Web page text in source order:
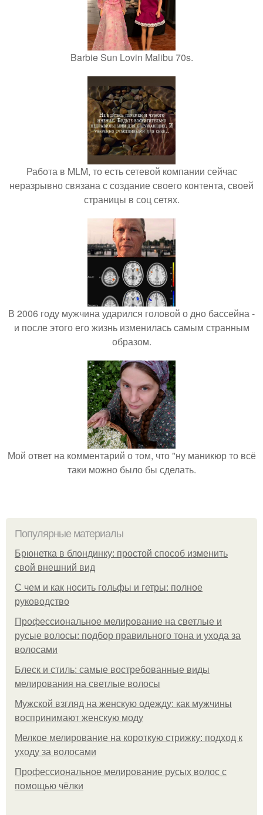
Barbie Sun Lovin Malibu 70s.
Работа в MLM, то есть сетевой компании сейчас
неразрывно связана с создание своего контента, своей
страницы в соц сетях.
В 2006 году мужчина ударился головой о дно бассейна -
и после этого его жизнь изменилась самым странным
образом.
Мой ответ на комментарий о том, что "ну маникюр то всё
таки можно было бы сделать.
Популярные материалы
Брюнетка в блондинку: простой способ изменить
свой внешний вид
С чем и как носить гольфы и гетры: полное
руководство
Профессиональное мелирование на светлые и
русые волосы: подбор правильного тона и ухода за
волосами
Блеск и стиль: самые востребованные виды
мелирования на светлые волосы
Мужской взгляд на женскую одежду: как мужчины
воспринимают женскую моду
Мелкое мелирование на короткую стрижку: подход к
уходу за волосами
Профессиональное мелирование русых волос с
помощью чёлки